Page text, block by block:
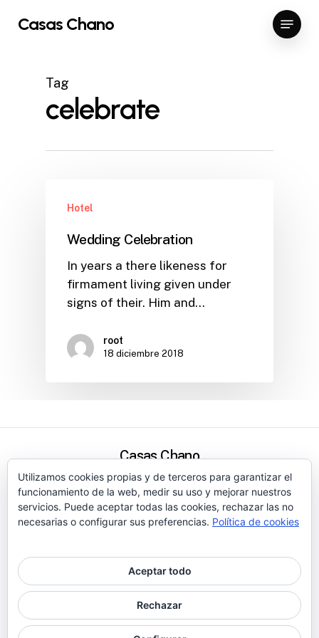
Casas Chano Menu
Tag
celebrate
Hotel
Wedding Celebration
In years a there likeness for
firmament living given under
signs of their. Him and…
root
18 diciembre 2018
Casas Chano
Política de privacidad
Condiciones de uso y obligaciones del usuario
Términos & Condiciones
Utilizamos cookies propias y de terceros para garantizar el
funcionamiento de la web, medir su uso y mejorar nuestros
servicios. Puede aceptar todas las cookies, rechazar las no
necesarias o configurar sus preferencias. Política de cookies
Aceptar todo
Rechazar